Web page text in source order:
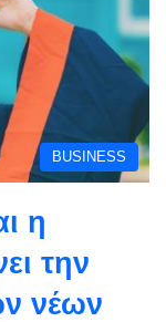
BUSINESS
η
την
νέων